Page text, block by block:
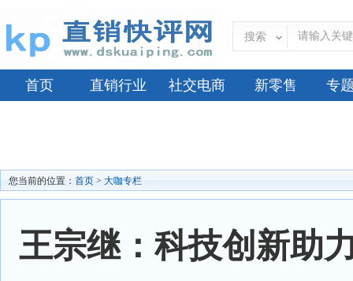
搜索
首页 直销行业 社交电商 新零售 专
您当前的位置： 首页 > 大咖专栏
王宗继：科技创新助